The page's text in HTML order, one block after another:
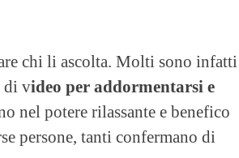
chi li ascolta. Molti sono infatti
di video per addormentarsi e
nel potere rilassante e benefico
persone, tanti confermano di